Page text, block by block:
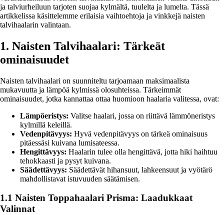
ja talviurheiluun tarjoten suojaa kylmältä, tuulelta ja lumelta. Tässä
artikkelissa käsittelemme erilaisia vaihtoehtoja ja vinkkejä naisten
talvihaalarin valintaan.
1. Naisten Talvihaalari: Tärkeät
ominaisuudet
Naisten talvihaalari on suunniteltu tarjoamaan maksimaalista
mukavuutta ja lämpöä kylmissä olosuhteissa. Tärkeimmät
ominaisuudet, jotka kannattaa ottaa huomioon haalaria valitessa, ovat:
Lämpöeristys: Valitse haalari, jossa on riittävä lämmöneristys
kylmillä keleillä.
Vedenpitävyys: Hyvä vedenpitävyys on tärkeä ominaisuus
pitäessäsi kuivana lumisateessa.
Hengittävyys: Haalarin tulee olla hengittävä, jotta hiki haihtuu
tehokkaasti ja pysyt kuivana.
Säädettävyys: Säädettävät hihansuut, lahkeensuut ja vyötärö
mahdollistavat istuvuuden säätämisen.
1.1 Naisten Toppahaalari Prisma: Laadukkaat
Valinnat